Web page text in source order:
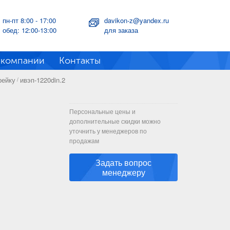
пн-пт 8:00 - 17:00
обед: 12:00-13:00
davikon-z@yandex.ru
для заказа
Контакты
/ ивэп-1220din.2
Персональные цены и
дополнительные скидки можно
уточнить у менеджеров по
продажам
Задать вопрос
менеджеру